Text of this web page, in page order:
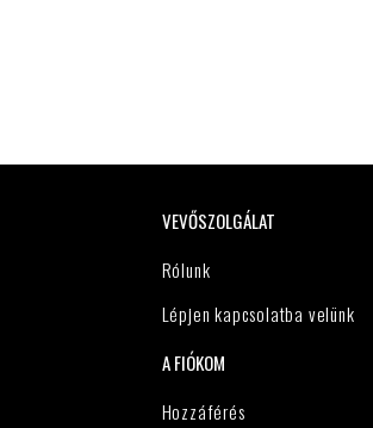
VEVŐSZOLGÁLAT
Rólunk
Lépjen kapcsolatba velünk
A FIÓKOM
Hozzáférés